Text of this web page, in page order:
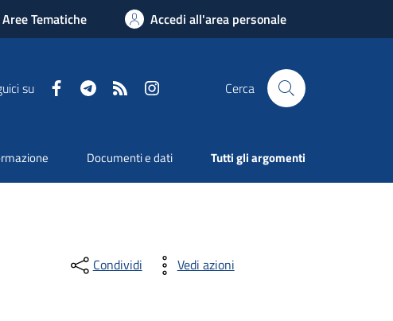
Aree Tematiche Accedi all'area personale
su FacebookTelegramRSS Cerca
Documenti e dati Tutti gli argomenti
Condividi Vedi azioni